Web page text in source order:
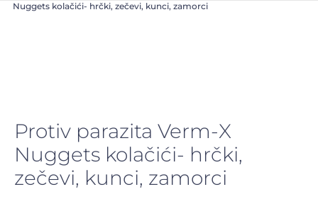
Nuggets kolačići- hrčki, zečevi, kunci, zamorci
Protiv parazita Verm-X
Nuggets kolačići- hrčki,
zečevi, kunci, zamorci